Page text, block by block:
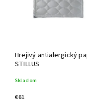
Hrejivý antialergický
STILLUS
Skladom
€61